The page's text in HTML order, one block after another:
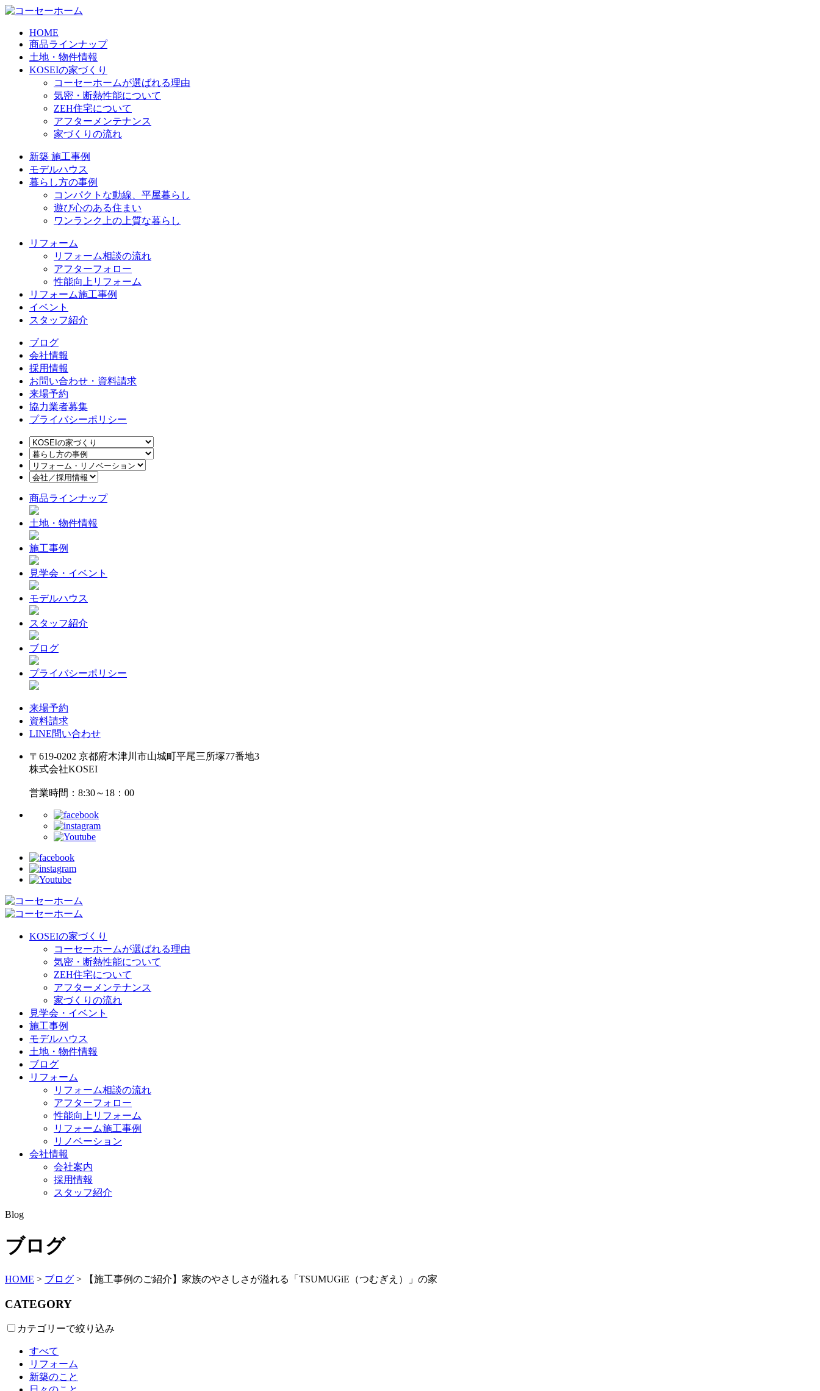
HOME
商品ラインナップ
土地・物件情報
KOSEIの家づくり
コーセーホームが選ばれる理由
気密・断熱性能について
ZEH住宅について
アフターメンテナンス
家づくりの流れ
新築 施工事例
モデルハウス
暮らし方の事例
コンパクトな動線、平屋暮らし
遊び心のある住まい
ワンランク上の上質な暮らし
リフォーム
リフォーム相談の流れ
アフターフォロー
性能向上リフォーム
リフォーム施工事例
イベント
スタッフ紹介
ブログ
会社情報
採用情報
お問い合わせ・資料請求
来場予約
協力業者募集
プライバシーポリシー
商品ラインナップ
土地・物件情報
施工事例
見学会・イベント
モデルハウス
スタッフ紹介
ブログ
プライバシーポリシー
来場予約
資料請求
LINE問い合わせ
〒619-0202 京都府木津川市山城町平尾三所塚77番地3
株式会社KOSEI
営業時間：8:30～18：00
KOSEIの家づくり
コーセーホームが選ばれる理由
気密・断熱性能について
ZEH住宅について
アフターメンテナンス
家づくりの流れ
見学会・イベント
施工事例
モデルハウス
土地・物件情報
ブログ
リフォーム
リフォーム相談の流れ
アフターフォロー
性能向上リフォーム
リフォーム施工事例
リノベーション
会社情報
会社案内
採用情報
スタッフ紹介
Blog
ブログ
HOME > ブログ > 【施工事例のご紹介】家族のやさしさが溢れる「TSUMUGiE（つむぎえ）」の家
CATEGORY
カテゴリーで絞り込み
すべて
リフォーム
新築のこと